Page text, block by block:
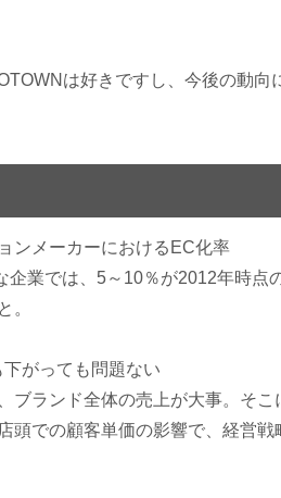
は好きですし、今後の動向
ンメーカーにおけるEC化率
企業では、5～10％が2012年時点
。
下がっても問題ない
ブランド全体の売上が大事。そこ
頭での顧客単価の影響で、経営